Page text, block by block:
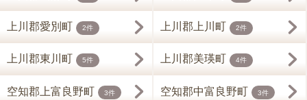
上川郡愛別町 2件 上川郡上川町 2件
上川郡東川町 5件 上川郡美瑛町 4件
空知郡上富良野町 3件 空知郡中富良野町 3件